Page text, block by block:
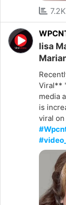
lisa
Viral**
media
is
viral on